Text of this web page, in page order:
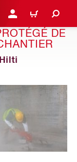
CONNEXION OU
PANIER
DE